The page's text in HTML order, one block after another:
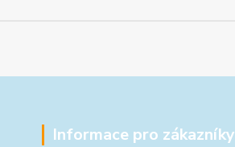
Informace pro zákazníky